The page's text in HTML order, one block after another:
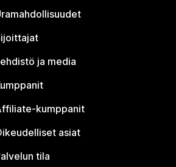
ja media
kumppanit
asiat
tila